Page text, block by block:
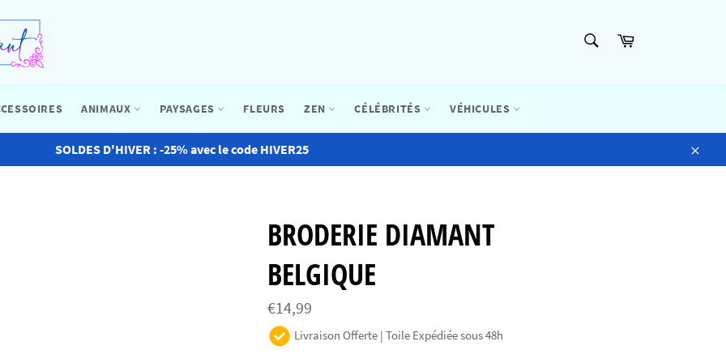
Panier
ANIMAUX PAYSAGES FLEURS ZEN CÉLÉBRITÉS VÉHICULES
SOLDES D'HIVER : -25% avec le code HIVER25
Close
BRODERIE DIAMANT
BELGIQUE
Prix
régulier
€14,99
Livraison Offerte | Toile Expédiée sous 48h